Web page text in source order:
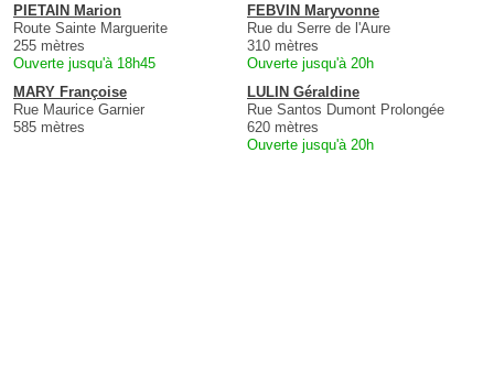
PIETAIN Marion
Route Sainte Marguerite
255 mètres
Ouverte jusqu'à 18h45
FEBVIN Maryvonne
Rue du Serre de l'Aure
310 mètres
Ouverte jusqu'à 20h
MARY Françoise
Rue Maurice Garnier
585 mètres
LULIN Géraldine
Rue Santos Dumont Prolongée
620 mètres
Ouverte jusqu'à 20h